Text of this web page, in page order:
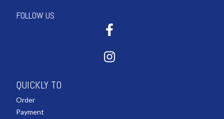
FOLLOW US
QUICKLY TO
Order
Payment